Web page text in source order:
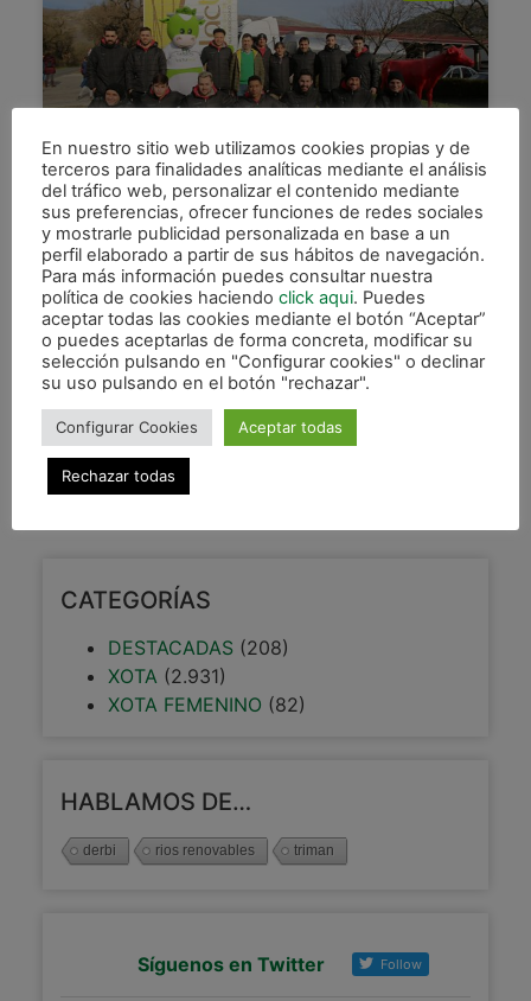
Visita de Osasuna Magna y
aficionados a la granja de
LACTURALE
Esta mañana ha tenido lugar una actividad
especial para la plantilla de de Osasuna Magna
que ha visitado, junto a sesenta aficionados
verdes, la granja
LEER MÁS »
7 enero, 2020
CATEGORÍAS
DESTACADAS (208)
XOTA (2.931)
XOTA FEMENINO (82)
HABLAMOS DE…
derbi rios renovables triman
Síguenos en Twitter Follow
En nuestro sitio web utilizamos cookies propias y de
terceros para finalidades analíticas mediante el análisis
del tráfico web, personalizar el contenido mediante
sus preferencias, ofrecer funciones de redes sociales
y mostrarle publicidad personalizada en base a un
perfil elaborado a partir de sus hábitos de navegación.
Para más información puedes consultar nuestra
política de cookies haciendo click aqui. Puedes
aceptar todas las cookies mediante el botón “Aceptar”
o puedes aceptarlas de forma concreta, modificar su
selección pulsando en "Configurar cookies" o declinar
su uso pulsando en el botón "rechazar".
Configurar Cookies Aceptar todas
Rechazar todas